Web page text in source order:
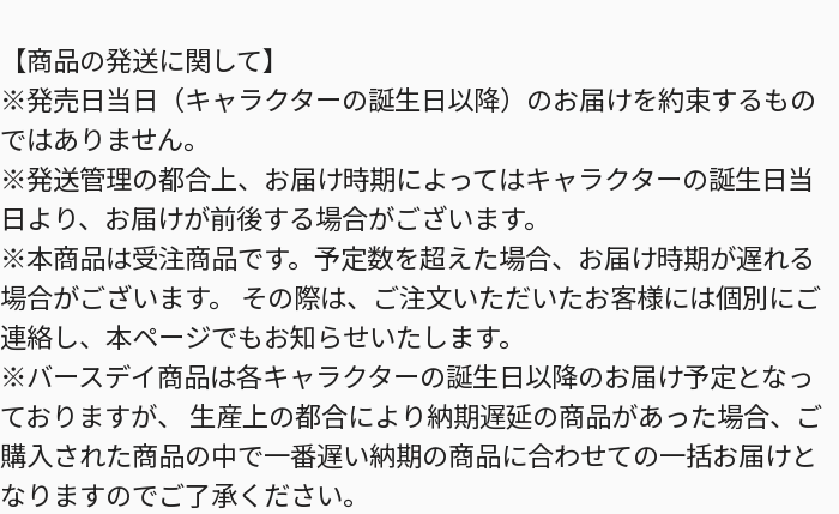
【商品の発送に関して】
※発売日当日（キャラクターの誕生日以降）のお届けを約束するもの
ではありません。
※発送管理の都合上、お届け時期によってはキャラクターの誕生日当
日より、お届けが前後する場合がございます。
※本商品は受注商品です。予定数を超えた場合、お届け時期が遅れる
場合がございます。 その際は、ご注文いただいたお客様には個別にご
連絡し、本ページでもお知らせいたします。
※バースデイ商品は各キャラクターの誕生日以降のお届け予定となっ
ておりますが、 生産上の都合により納期遅延の商品があった場合、ご
購入された商品の中で一番遅い納期の商品に合わせての一括お届けと
なりますのでご了承ください。